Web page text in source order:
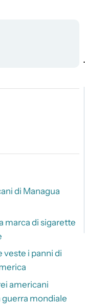
di Managua
marca di sigarette
veste i panni di
americani
guerra mondiale